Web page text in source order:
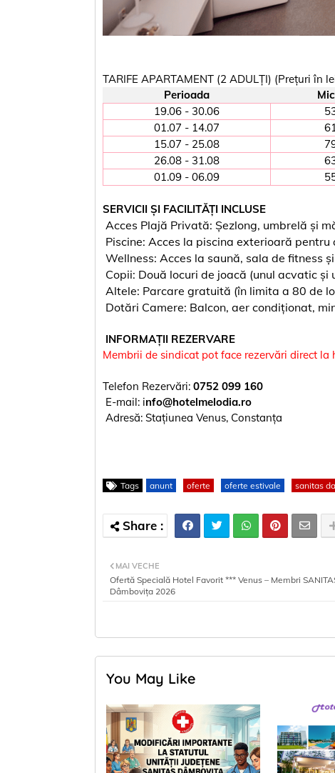
TARIFE APARTAMENT (2 ADULȚI) (Prețuri în
Perioada
19.06 - 30.06
01.07 - 14.07
15.07 - 25.08
26.08 - 31.08
01.09 - 06.09
SERVICII ȘI FACILITĂȚI INCLUSE
Acces Plajă Privată: Șezlong, umbrelă și
Piscine: Acces la piscina exterioară pentru
Wellness: Acces la saună, sala de fitness
Copii: Două locuri de joacă (unul acvatic și
Altele: Parcare gratuită (în limita a 80 de
Dotări Camere: Balcon, aer condiționat,
INFORMAȚII REZERVARE
Membrii de sindicat pot face rezervări direct
Telefon Rezervări: 0752 099 160
E-mail: info@hotelmelodia.ro
Adresă: Stațiunea Venus, Constanța
Tags anunt oferte oferte estivale sanitas
MAI VECHE
Ofertă Specială Hotel Favorit *** Venus – Membri
Dâmbovița 2026
You May Like